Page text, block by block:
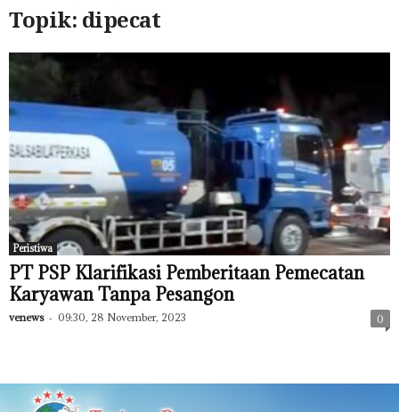
Topik: dipecat
Peristiwa
PT PSP Klarifikasi Pemberitaan Pemecatan
Karyawan Tanpa Pesangon
venews - 09:30, 28 November, 2023 0